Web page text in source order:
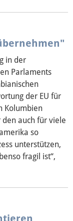
in der
Parlaments
der EU für
Kolumbien
auch für viele
so
unterstützen,
fragil ist“,